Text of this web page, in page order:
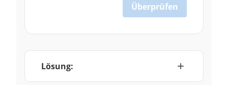
Überprüfen
Lösung: